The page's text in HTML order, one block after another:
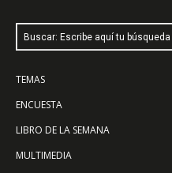
Buscar: Escribe aquí tu búsqueda
TEMAS
ENCUESTA
LIBRO DE LA SEMANA
MULTIMEDIA